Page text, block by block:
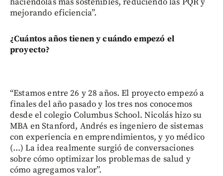
mejorando eficiencia”.
¿Cuántos años tienen y cuándo empezó el
proyecto?
“Estamos entre 26 y 28 años. El proyecto empezó a
finales del año pasado y los tres nos conocemos
desde el colegio Columbus School. Nicolás hizo su
MBA en Stanford, Andrés es ingeniero de sistemas
con experiencia en emprendimientos, y yo médico
(...) La idea realmente surgió de conversaciones
sobre cómo optimizar los problemas de salud y
cómo agregamos valor”.